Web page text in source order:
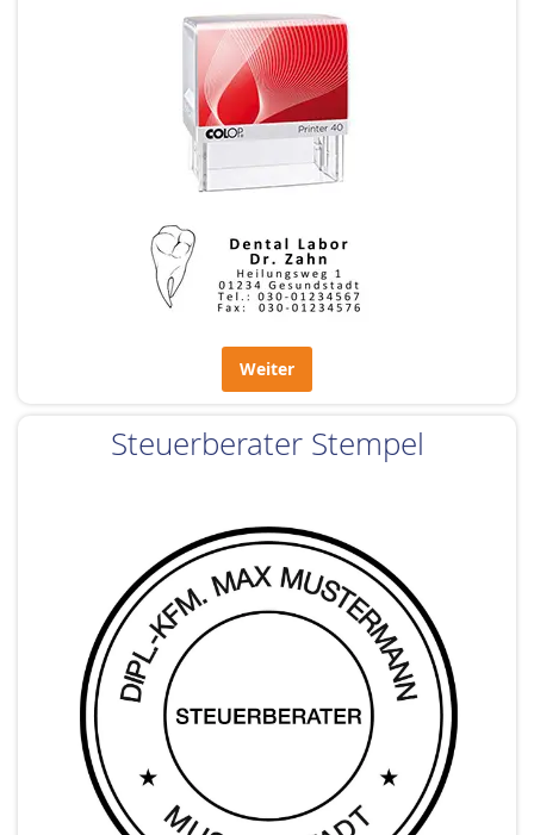
Weiter
Steuerberater Stempel